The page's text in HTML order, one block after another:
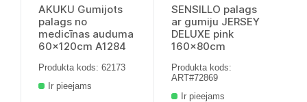
AKUKU Gumijots
palags no
medicīnas auduma
60x120cm A1284
Produkta kods: 62173
Ir pieejams
SENSILLO palags
ar gumiju JERSEY
DELUXE pink
160x80cm
Produkta kods:
ART#72869
Ir pieejams